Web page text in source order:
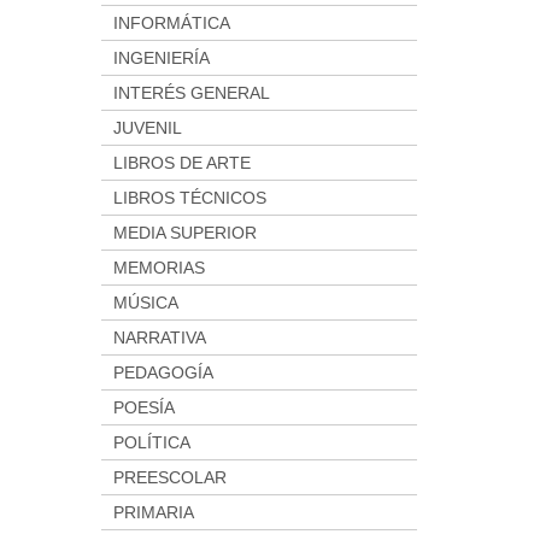
INFORMÁTICA
INGENIERÍA
INTERÉS GENERAL
JUVENIL
LIBROS DE ARTE
LIBROS TÉCNICOS
MEDIA SUPERIOR
MEMORIAS
MÚSICA
NARRATIVA
PEDAGOGÍA
POESÍA
POLÍTICA
PREESCOLAR
PRIMARIA